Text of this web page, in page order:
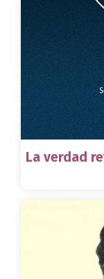
La verdad